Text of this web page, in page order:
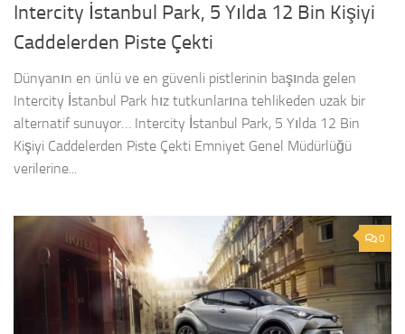
Intercity İstanbul Park, 5 Yılda 12 Bin Kişiyi
Caddelerden Piste Çekti
Dünyanın en ünlü ve en güvenli pistlerinin başında gelen
Intercity İstanbul Park hız tutkunlarına tehlikeden uzak bir
alternatif sunuyor… Intercity İstanbul Park, 5 Yılda 12 Bin
Kişiyi Caddelerden Piste Çekti Emniyet Genel Müdürlüğü
verilerine...
0